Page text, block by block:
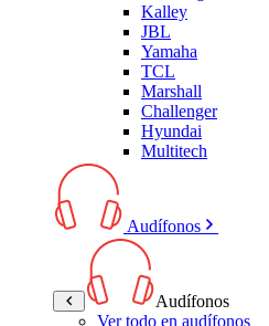
Kalley
JBL
Yamaha
TCL
Marshall
Challenger
Hyundai
Multitech
Audífonos
Audífonos
Ver todo en audífonos